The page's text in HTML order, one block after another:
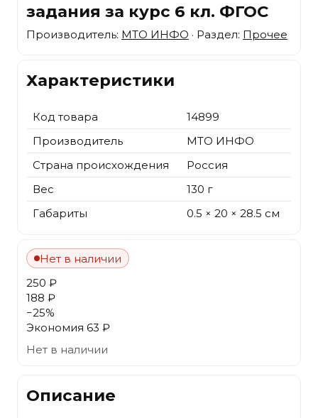
задания за курс 6 кл. ФГОС
Производитель: МТО ИНФО · Раздел: Прочее
Характеристики
Код товара
14899
Производитель
МТО ИНФО
Страна происхождения
Россия
Вес
130 г
Габариты
0.5 × 20 × 28.5 см
Нет в наличии
250 ₽
188 ₽
−25%
Экономия 63 ₽
Нет в наличии
Описание